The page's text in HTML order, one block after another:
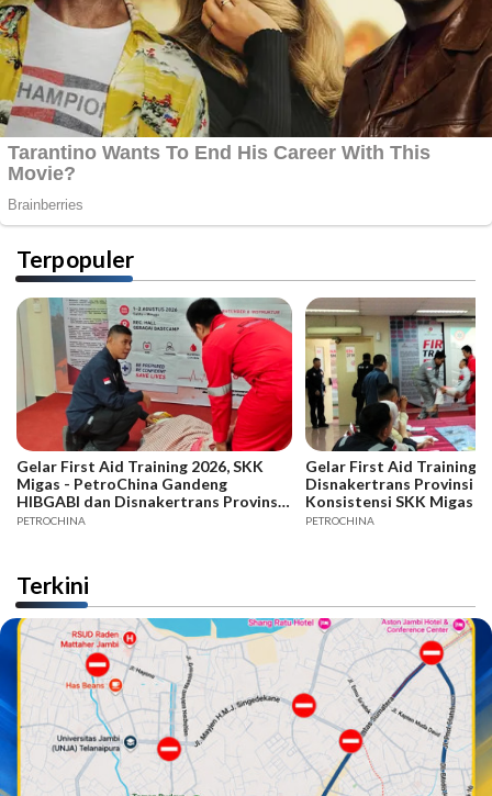
Terpopuler
Gelar First Aid Training 2026, SKK
Migas - PetroChina Gandeng
HIBGABI dan Disnakertrans Provinsi
Jambi
PETROCHINA
Gelar First Aid Training
Disnakertrans Provinsi
Konsistensi SKK Migas -
PETROCHINA
Terkini